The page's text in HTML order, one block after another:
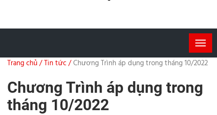
Trang chủ /Tin tức /Chương Trình áp dụng trong tháng 10/2022
Chương Trình áp dụng trong
tháng 10/2022